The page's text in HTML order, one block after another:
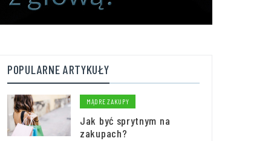
POPULARNE ARTYKUŁY
MĄDRE ZAKUPY
Jak być sprytnym na
zakupach?